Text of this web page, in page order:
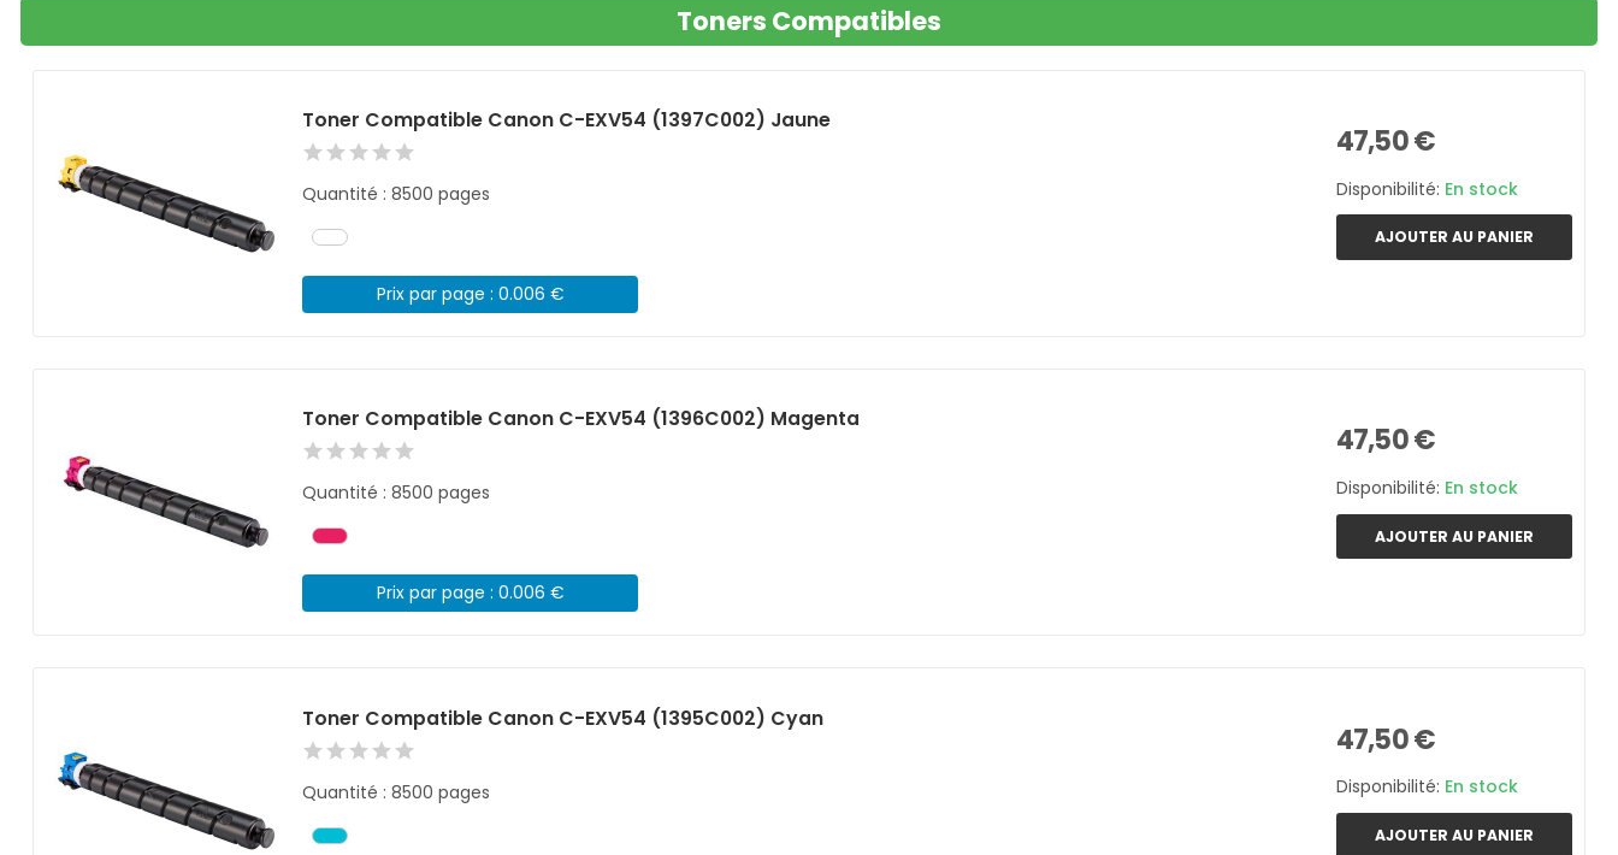
Toners Compatibles
Toner Compatible Canon C-EXV54 (1397C002) Jaune
Quantité : 8500 pages
Prix par page : 0.006 €
47,50 €
Disponibilité: En stock
AJOUTER AU PANIER
Toner Compatible Canon C-EXV54 (1396C002) Magenta
Quantité : 8500 pages
Prix par page : 0.006 €
47,50 €
Disponibilité: En stock
AJOUTER AU PANIER
Toner Compatible Canon C-EXV54 (1395C002) Cyan
Quantité : 8500 pages
47,50 €
Disponibilité: En stock
AJOUTER AU PANIER